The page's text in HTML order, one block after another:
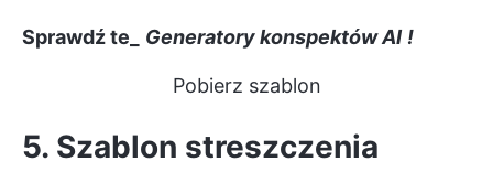
Sprawdź te_ Generatory konspektów AI !
Pobierz szablon
5. Szablon streszczenia